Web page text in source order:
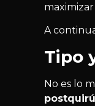
A
Tipo
No es lo